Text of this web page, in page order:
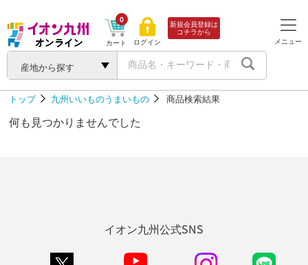
産地から探す
カート
0
ログイン
新規会員登録は
コチラから
メニュー
トップ 九州いいものうまいもの 商品検索結果
何も見つかりませんでした
イオン九州公式SNS